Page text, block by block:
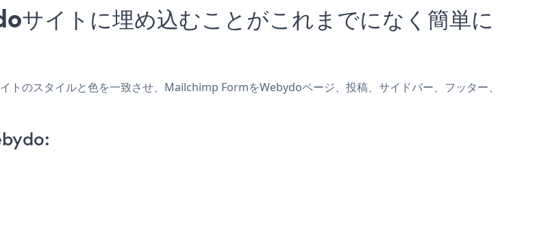
イトに埋め込むことがこれまでになく簡単に
のスタイルと色を一致させ、Mailchimp FormをWebydoページ、投稿、サイドバー、フッター、